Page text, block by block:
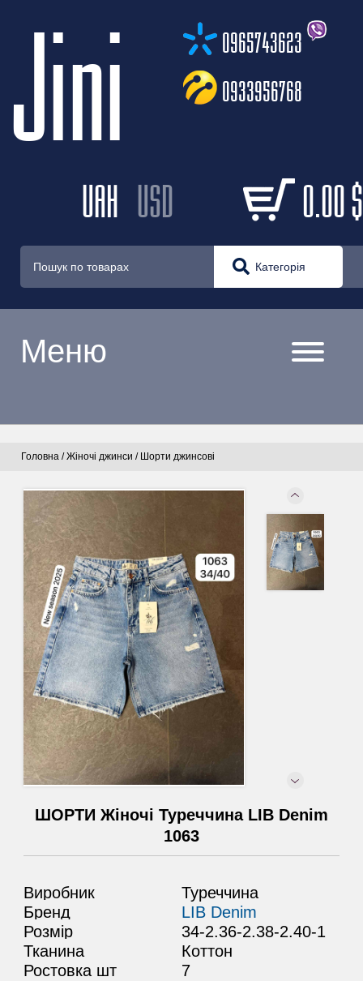
Jini
0965743623
0933956768
0.00$
UAH USD
Категорія
Меню
Головна / Жіночі джинси / Шорти джинсові
ШОРТИ Жіночі Туреччина LIB Denim
1063
Виробник
Туреччина
Бренд
LIB Denim
Розмір
34-2.36-2.38-2.40-1
Тканина
Коттон
Ростовка шт
7